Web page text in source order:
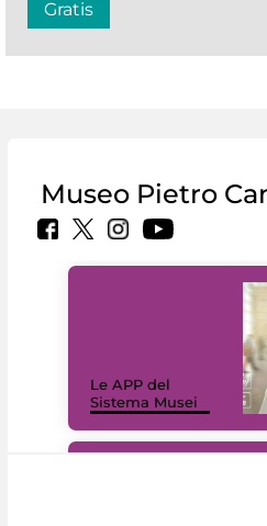
Gratis
Museo Pietro
Le APP del
Sistema Musei